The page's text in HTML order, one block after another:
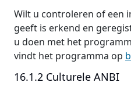
Wilt u controleren of een
geeft is erkend en
u doen met het
vindt het programma op
16.1.2 Culturele ANBI